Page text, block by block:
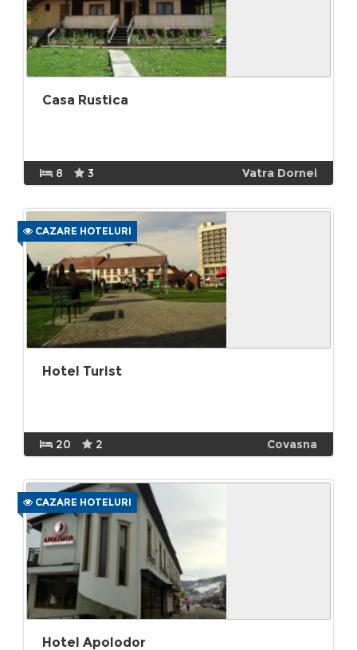
Casa Rustica
8 3 Vatra Dornei
CAZARE HOTELURI
Hotel Turist
20 2 Covasna
CAZARE HOTELURI
Hotel Apolodor